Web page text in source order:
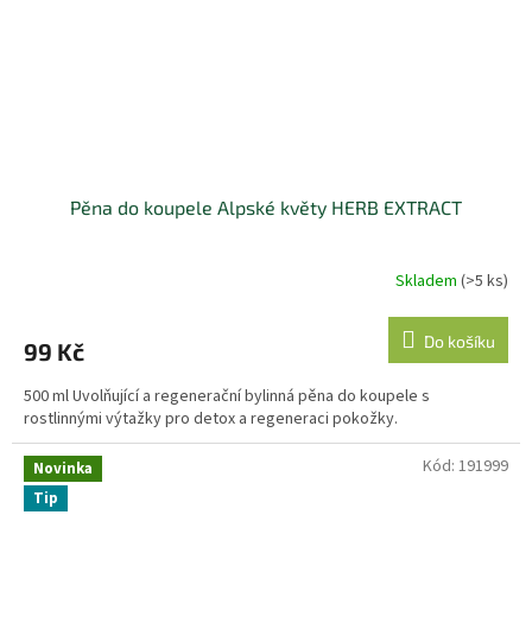
Pěna do koupele Alpské květy HERB EXTRACT
Skladem (>5 ks)
99 Kč Do košíku
500 ml Uvolňující a regenerační bylinná pěna do koupele s
rostlinnými výtažky pro detox a regeneraci pokožky.
Novinka
Tip
Kód: 191999